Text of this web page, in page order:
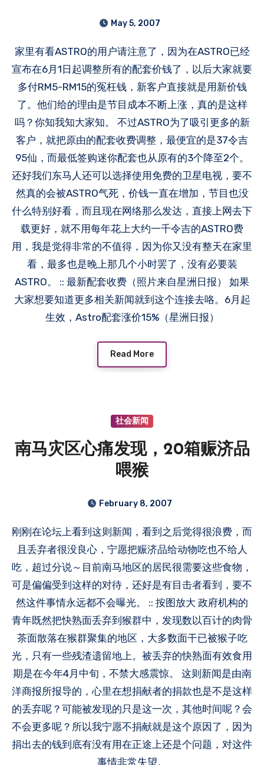
May 5, 2007
家里有看ASTRO的用户请注意了，因为在ASTRO已经
宣布在6月1日起调整所有的配套价钱了，以后大家就要
多付RM5-RM15的冤枉钱，新客户直接就是用新价钱
了。他们给的理由是节目成本不断上涨，真的是这样
吗？你知我知大家知。 不过ASTRO为了吸引更多的新
客户，就把原由的配套收费调整，最便宜的是37令吉
95仙，而最低签购迷你配套也从原有的3个降至2个。
还好我们东马人还可以选择使用免费的卫星电视，要不
然真的会被ASTRO气死，价钱一直在增加，节目也没
什么特别好看，而且现在网络那么发达，直接上网去下
载更好，就不用每年花上大约一千令吉的ASTRO费
用，我是觉得非常的不值得，因为你又没有整天在家里
看，最多也是晚上那几个小时罢了，没有必要装
ASTRO。 :: 最新配套收费（照片来自星洲日报） 如果
大家想要知道更多相关新闻就到这个连接去咯。6月起
生效，Astro配套涨价15%（星洲日报）
Read More
社会新闻
南马灾区心痛发现，20箱赈济品
喂猴
February 8, 2007
刚刚在论坛上看到这则新闻，看到之后觉得很浪费，而
且丢弃者很没良心，宁愿把赈济品给动物吃也不给人
吃，超过分说～目前南马地区的居民很需要这些食物，
可是偏偏受到这样的对待，还好是有目击者看到，要不
然这件事情永远都不会曝光。 :: 按图放大 政府机构的
青年既然把快熟面丢弃到猴群中，发现数以百计的肉骨
茶面散落在猴群聚集的地区，大多数面干已被猴子吃
光，只有一些残渣遗留地上。被丢弃的快熟面有效食用
期是在今年4月中旬，不禁大感震惊。 这则新闻是由南
洋商报所报导的，心里在想捐献者的捐款也是不是这样
的丢弃呢？可能被发现的只是这一次，其他时间呢？会
不会更多呢？所以我宁愿不捐献就是这个原因了，因为
捐出去的钱到底有没有用在正途上还是个问题，对这件
事情非常失望。